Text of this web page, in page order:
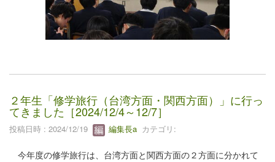
２年生「修学旅行（台湾方面・関西方面）」に行っ
てきました［2024/12/4～12/7］
投稿日時 : 2024/12/19 編集長a カテゴリ:
今年度の修学旅行は、台湾方面と関西方面の２方面に分かれて